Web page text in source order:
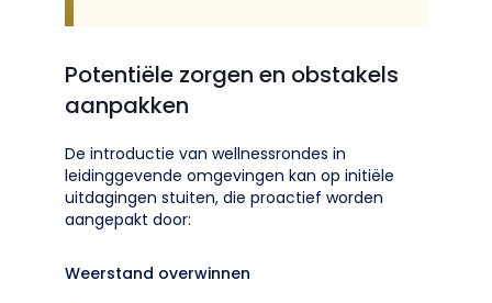
Potentiële zorgen en obstakels
aanpakken
De introductie van wellnessrondes in
leidinggevende omgevingen kan op initiële
uitdagingen stuiten, die proactief worden
aangepakt door:
Weerstand overwinnen